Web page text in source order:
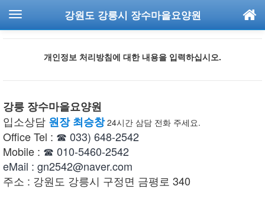
강원도 강릉시 장수마을요양원
개인정보 처리방침에 대한 내용을 입력하십시오.
강릉 장수마을요양원
입소상담 원장 최승창24시간 삼담 전화 주세요.
Office Tel : ☎ 033) 648-2542
Mobile : ☎ 010-5460-2542
eMail : gn2542@naver.com
주소 : 강원도 강릉시 구정면 금평로 340